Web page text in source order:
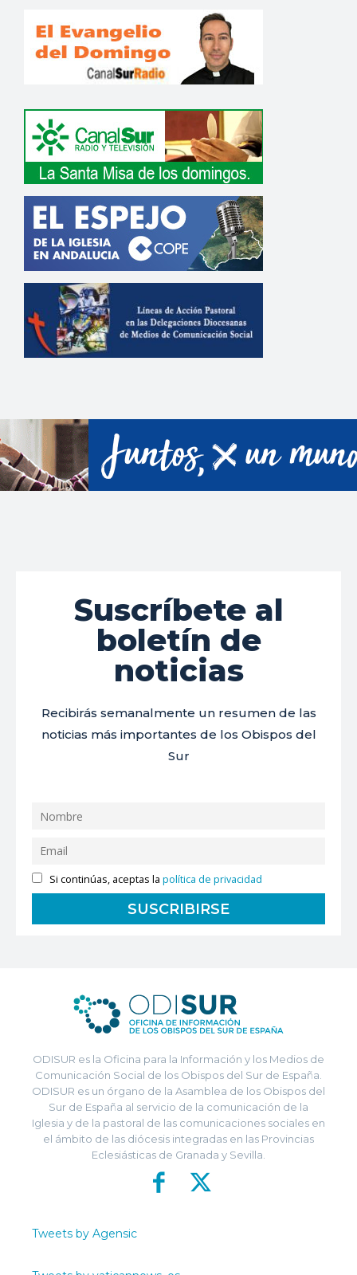
Suscríbete al
boletín de
noticias
Recibirás semanalmente un resumen de las
noticias más importantes de los Obispos del
Sur
Si continúas, aceptas lapolítica de privacidad
ODISUR es la Oficina para la Información y los Medios de
Comunicación Social de los Obispos del Sur de España.
ODISUR es un órgano de la Asamblea de los Obispos del
Sur de España al servicio de la comunicación de la
Iglesia y de la pastoral de las comunicaciones sociales en
el ámbito de las diócesis integradas en las Provincias
Eclesiásticas de Granada y Sevilla.
Tweets by Agensic